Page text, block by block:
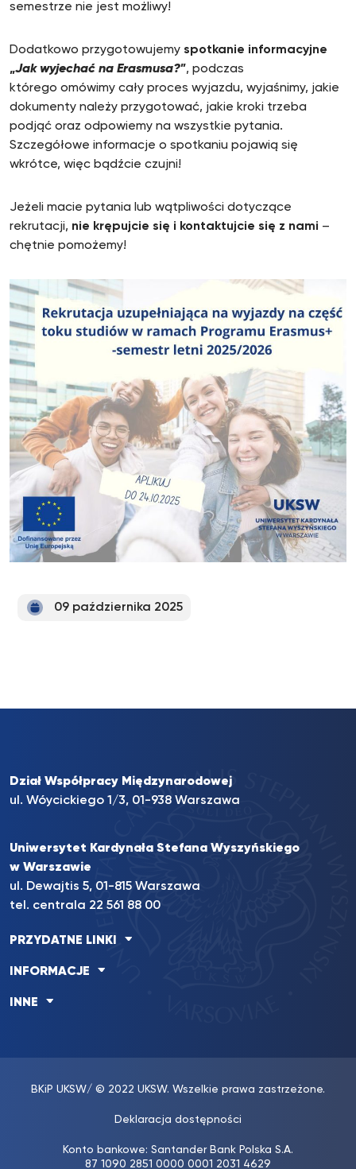
semestrze nie jest możliwy!
Dodatkowo przygotowujemy spotkanie informacyjne
„Jak wyjechać na Erasmusa?”, podczas
którego omówimy cały proces wyjazdu, wyjaśnimy, jakie
dokumenty należy przygotować, jakie kroki trzeba
podjąć oraz odpowiemy na wszystkie pytania.
Szczegółowe informacje o spotkaniu pojawią się
wkrótce, więc bądźcie czujni!
Jeżeli macie pytania lub wątpliwości dotyczące
rekrutacji, nie krępujcie się i kontaktujcie się z nami –
chętnie pomożemy!
09 października 2025
Dział Współpracy Międzynarodowej
ul. Wóycickiego 1/3, 01-938 Warszawa
Uniwersytet Kardynała Stefana Wyszyńskiego
w Warszawie
ul. Dewajtis 5, 01-815 Warszawa
tel. centrala 22 561 88 00
PRZYDATNE LINKI
INFORMACJE
INNE
BKiP UKSW/ © 2022 UKSW. Wszelkie prawa zastrzeżone.
Deklaracja dostępności
Konto bankowe: Santander Bank Polska S.A.
87 1090 2851 0000 0001 2031 4629